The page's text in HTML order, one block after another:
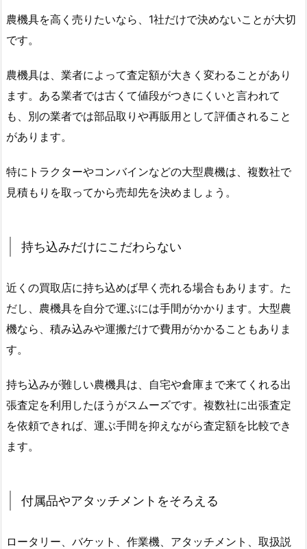
農機具を高く売りたいなら、1社だけで決めないことが大切
です。
農機具は、業者によって査定額が大きく変わることがあり
ます。ある業者では古くて値段がつきにくいと言われて
も、別の業者では部品取りや再販用として評価されること
があります。
特にトラクターやコンバインなどの大型農機は、複数社で
見積もりを取ってから売却先を決めましょう。
持ち込みだけにこだわらない
近くの買取店に持ち込めば早く売れる場合もあります。た
だし、農機具を自分で運ぶには手間がかかります。大型農
機なら、積み込みや運搬だけで費用がかかることもありま
す。
持ち込みが難しい農機具は、自宅や倉庫まで来てくれる出
張査定を利用したほうがスムーズです。複数社に出張査定
を依頼できれば、運ぶ手間を抑えながら査定額を比較でき
ます。
付属品やアタッチメントをそろえる
ロータリー、バケット、作業機、アタッチメント、取扱説